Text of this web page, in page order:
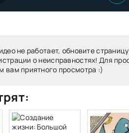
не работает, обновите
о неисправностях! Для
вам приятного просмотра :)